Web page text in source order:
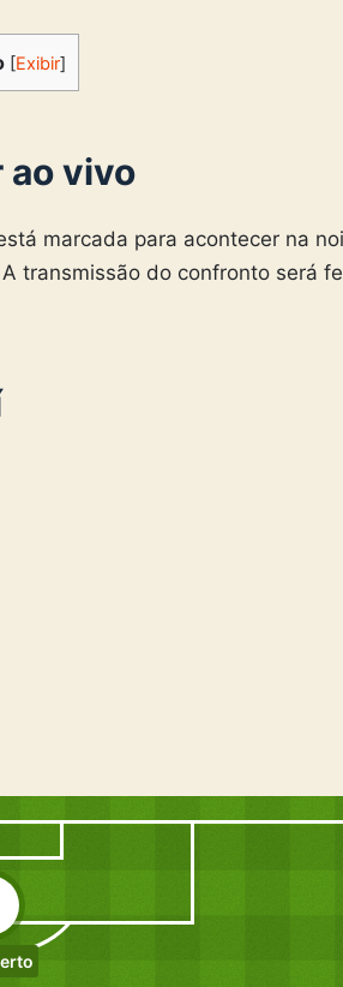
[Exibir]
ao vivo
marcada para acontecer na
transmissão do confronto será